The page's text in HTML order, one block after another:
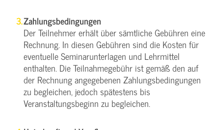
Zahlungsbedingungen
Der Teilnehmer erhält über sämtliche Gebühren eine
Rechnung. In diesen Gebühren sind die Kosten für
eventuelle Seminarunterlagen und Lehrmittel
enthalten. Die Teilnahmegebühr ist gemäß den auf
der Rechnung angegebenen Zahlungsbedingungen
zu begleichen, jedoch spätestens bis
Veranstaltungsbeginn zu begleichen.